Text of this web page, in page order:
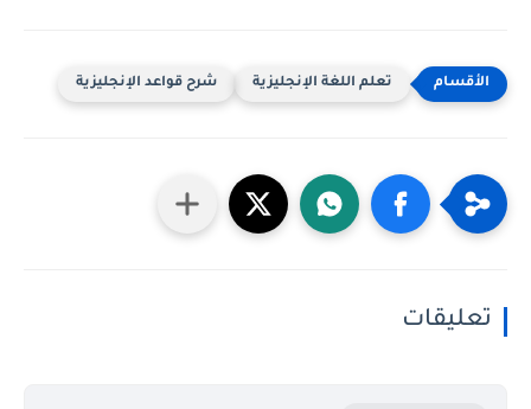
تعلم اللغة الإنجليزية شرح قواعد الإنجليزية
تعليقات